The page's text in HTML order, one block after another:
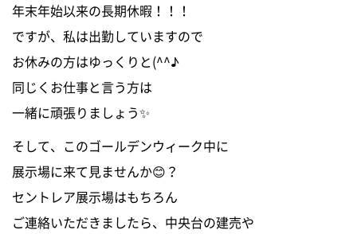
0120-255-269
営業時間／9：00〜17：30
※事前連絡で定休日も対応可
資料請求・お問い合わせ
年末年始以来の長期休暇！！！
ですが、私は出勤していますので
お休みの方はゆっくりと(^^♪
同じくお仕事と言う方は
一緒に頑張りましょう✨
そして、このゴールデンウィーク中に
展示場に来て見ませんか😊？
セントレア展示場はもちろん
ご連絡いただきましたら、中央台の建売や